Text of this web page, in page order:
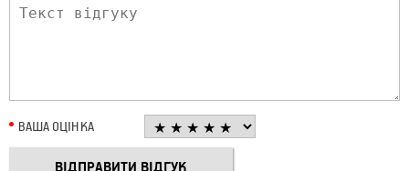
ВАША ОЦІНКА